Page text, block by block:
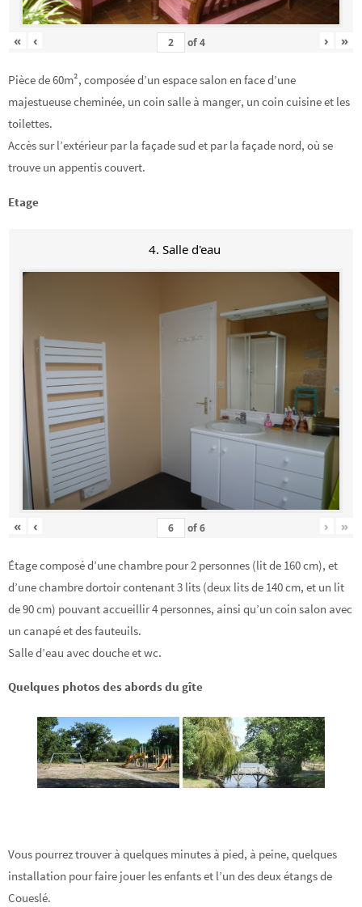
« ‹ of4 › »
Pièce de 60m², composée d’un espace salon en face d’une
majestueuse cheminée, un coin salle à manger, un coin cuisine et les
toilettes.
Accès sur l’extérieur par la façade sud et par la façade nord, où se
trouve un appentis couvert.
Etage
4. Salle d'eau
« ‹ of6 › »
Étage composé d’une chambre pour 2 personnes (lit de 160 cm), et
d’une chambre dortoir contenant 3 lits (deux lits de 140 cm, et un lit
de 90 cm) pouvant accueillir 4 personnes, ainsi qu’un coin salon avec
un canapé et des fauteuils.
Salle d’eau avec douche et wc.
Quelques photos des abords du gîte
Vous pourrez trouver à quelques minutes à pied, à peine, quelques
installation pour faire jouer les enfants et l’un des deux étangs de
Coueslé.